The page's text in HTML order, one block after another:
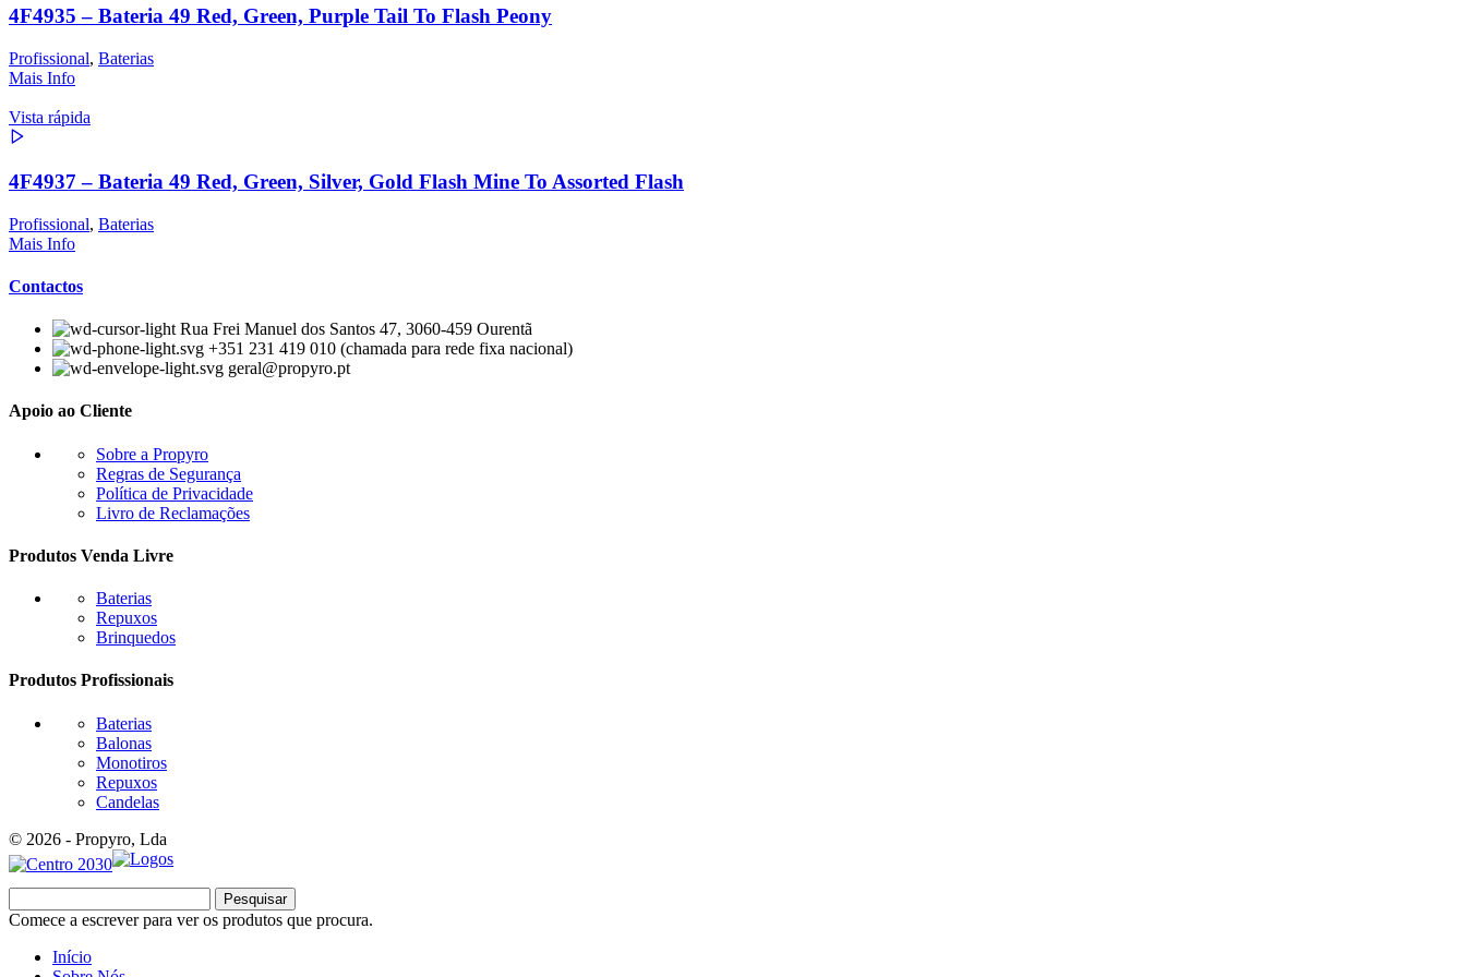
4F4935 – Bateria 49 Red, Green, Purple Tail To Flash Peony
Profissional, Baterias
Mais Info
Vista rápida
4F4937 – Bateria 49 Red, Green, Silver, Gold Flash Mine To Assorted Flash
Profissional, Baterias
Mais Info
Contactos
Rua Frei Manuel dos Santos 47, 3060-459 Ourentã​
+351 231 419 010 (chamada para rede fixa nacional)
geral@propyro.pt
Apoio ao Cliente
Sobre a Propyro
Regras de Segurança
Política de Privacidade
Livro de Reclamações
Produtos Venda Livre
Baterias
Repuxos
Brinquedos
Produtos Profissionais
Baterias
Balonas
Monotiros
Repuxos
Candelas
© 2026 - Propyro, Lda
Pesquisar
Comece a escrever para ver os produtos que procura.
Início